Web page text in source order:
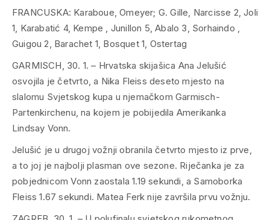
FRANCUSKA: Karaboue, Omeyer; G. Gille, Narcisse 2, Joli
1, Karabatić 4, Kempe , Junillon 5, Abalo 3, Sorhaindo ,
Guigou 2, Barachet 1, Bosquet 1, Ostertag
GARMISCH, 30. 1. – Hrvatska skijašica Ana Jelušić
osvojila je četvrto, a Nika Fleiss deseto mjesto na
slalomu Svjetskog kupa u njemačkom Garmisch-
Partenkirchenu, na kojem je pobijedila Amerikanka
Lindsay Vonn.
Jelušić je u drugoj vožnji obranila četvrto mjesto iz prve,
a to joj je najbolji plasman ove sezone. Riječanka je za
pobjednicom Vonn zaostala 1.19 sekundi, a Samoborka
Fleiss 1.67 sekundi. Matea Ferk nije završila prvu vožnju.